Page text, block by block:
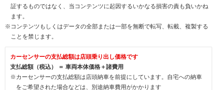
証するものではなく、当コンテンツに起因するいかなる損害の責も負いかね
ます。
※コンテンツもしくはデータの全部または一部を無断で転写、転載、複製する
ことを禁じます。
カーセンサーの支払総額は店頭乗り出し価格です
支払総額（税込） ＝ 車両本体価格＋諸費用
※カーセンサーの支払総額は店頭納車を前提にしています。自宅への納車
をご希望された場合などは、別途納車費用がかかります